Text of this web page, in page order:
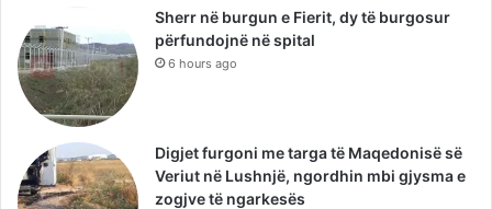
Sherr në burgun e Fierit, dy të burgosur
përfundojnë në spital
6 hours ago
Digjet furgoni me targa të Maqedonisë së
Veriut në Lushnjë, ngordhin mbi gjysma e
zogjve të ngarkesës